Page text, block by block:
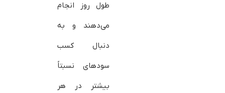
طول روز انجام
می‌دهند و به
دنبال کسب
سودهای نسبتاً
بیشتر در هر